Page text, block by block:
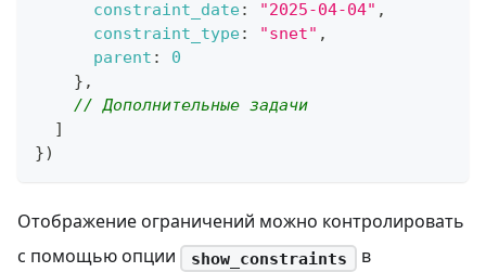
constraint_date: "2025-04-04" ,
constraint_type: "snet" ,
parent :
0
} ,
// Дополнительные задачи
]
})
Отображение ограничений можно контролировать
с помощью опции
show_constraints
в